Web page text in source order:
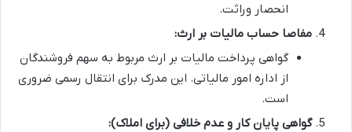
انحصار وراثت.
مفاصا حساب مالیات بر ارث:
گواهی پرداخت مالیات بر ارث مربوط به سهم فروشندگان
از اداره امور مالیاتی. این مدرک برای انتقال رسمی ضروری
است.
گواهی پایان کار و عدم خلافی (برای املاک):